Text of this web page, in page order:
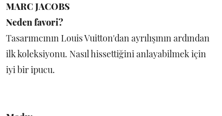
MARC JACOBS
Neden favori?
Tasarımcının Louis Vuitton'dan ayrılışının ardından
ilk koleksiyonu. Nasıl hissettiğini anlayabilmek için
iyi bir ipucu.